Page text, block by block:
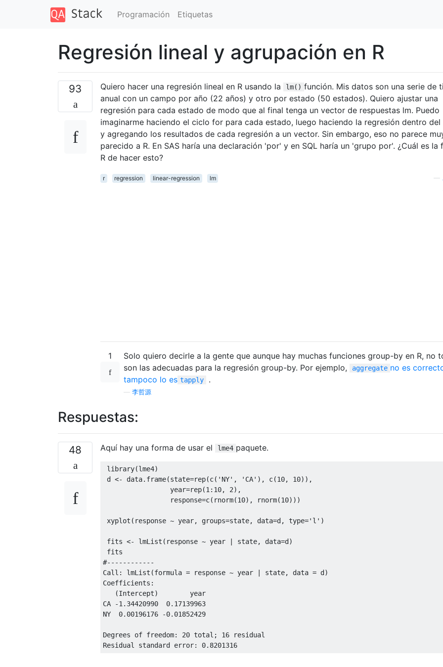
Programación Etiquetas
Regresión lineal y agrupación en R
93 Quiero hacer una regresión lineal en R usando la lm() función. Mis datos son una serie de
anual con un campo por año (22 años) y otro por estado (50 estados). Quiero ajustar una
regresión para cada estado de modo que al final tenga un vector de respuestas lm. Puedo
imaginarme haciendo el ciclo for para cada estado, luego haciendo la regresión dentro del
y agregando los resultados de cada regresión a un vector. Sin embargo, eso no parece
parecido a R. En SAS haría una declaración 'por' y en SQL haría un 'grupo por'. ¿Cuál es la
R de hacer esto?
r regression linear-regression lm —
1
Solo quiero decirle a la gente que aunque hay muchas funciones group-by en R, no
son las adecuadas para la regresión group-by. Por ejemplo,
aggregate no es
tampoco lo es tapply .
李哲源
Respuestas:
48 Aquí hay una forma de usar el lme4 paquete.
library(lme4)
d <- data.frame(state=rep(c( 'NY' , 'CA' ), c(10, 10)),
                 year
=rep(1 : 10, 2),
                 response
=c( rnorm(10), rnorm(10)))
xyplot ( response ~ year, groups=state, data=d, type='l' )
fits <- lmList ( response ~ year | state, data=d)
#------------
Call : lmList (formula = response ~ year | state, data = d)
Coefficients :
(Intercept)
        year
CA
-1.34420990
0.17139963
NY 0.00196176 -0.01852429
Degrees of freedom: 20 total ; 16 residual
Residual standard error: 0.8201316